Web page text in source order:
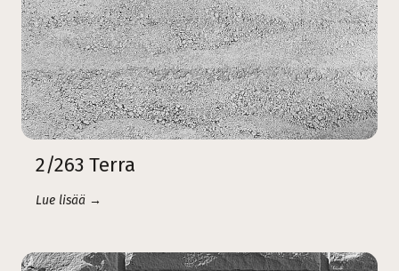
2/263 Terra
Lue lisää →